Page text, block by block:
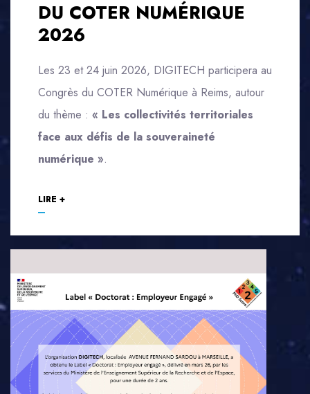
DU COTER NUMÉRIQUE
2026
Les 23 et 24 juin 2026, DIGITECH participera au
Congrès du COTER Numérique à Reims, autour
du thème : « Les collectivités territoriales
face aux défis de la souveraineté
numérique ».
LIRE +